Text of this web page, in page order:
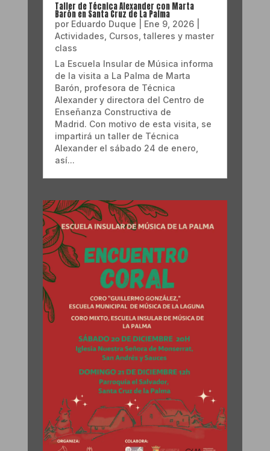
Taller de Técnica Alexander con Marta
Barón en Santa Cruz de La Palma
por Eduardo Duque Ene 9, 2026|
Actividades Cursos, talleres y master
class
La Escuela Insular de Música informa
de la visita a La Palma de Marta
Barón, profesora de Técnica
Alexander y directora del Centro de
Enseñanza Constructiva de
Madrid. Con motivo de esta visita, se
impartirá un taller de Técnica
Alexander el sábado 24 de enero,
así...